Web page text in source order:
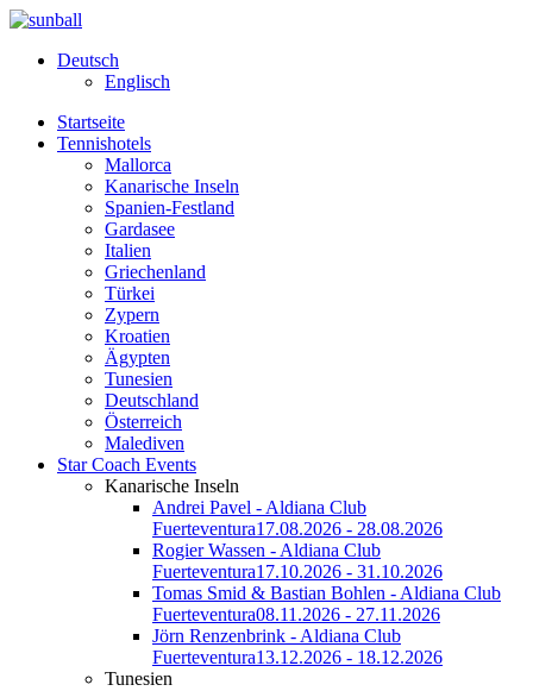
Deutsch
Englisch
Startseite
Tennishotels
Mallorca
Kanarische Inseln
Spanien-Festland
Gardasee
Italien
Griechenland
Türkei
Zypern
Kroatien
Ägypten
Tunesien
Deutschland
Österreich
Malediven
Star Coach Events
Kanarische Inseln
Andrei Pavel - Aldiana Club
Fuerteventura17.08.2026 - 28.08.2026
Rogier Wassen - Aldiana Club
Fuerteventura17.10.2026 - 31.10.2026
Tomas Smid & Bastian Bohlen - Aldiana Club
Fuerteventura08.11.2026 - 27.11.2026
Jörn Renzenbrink - Aldiana Club
Fuerteventura13.12.2026 - 18.12.2026
Tunesien